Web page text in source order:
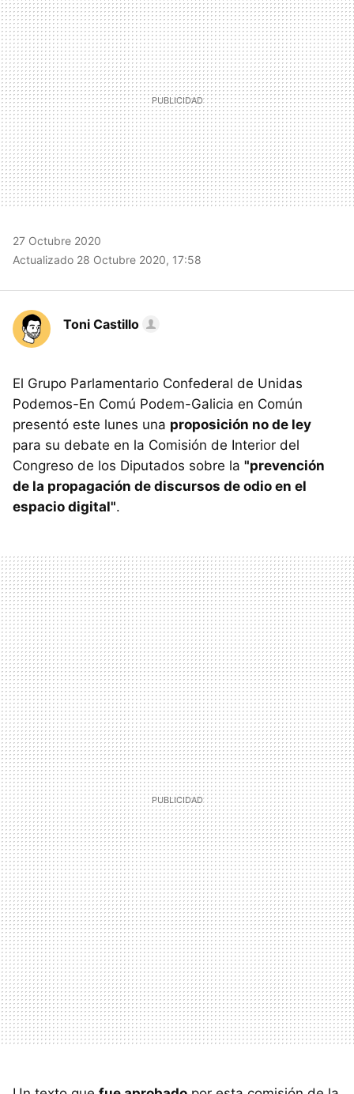
MAIL
27 Octubre 2020
Actualizado 28 Octubre 2020, 17:58
Toni Castillo
El Grupo Parlamentario Confederal de Unidas
Podemos-En Comú Podem-Galicia en Común
presentó este lunes una proposición no de ley
para su debate en la Comisión de Interior del
Congreso de los Diputados sobre la "prevención
de la propagación de discursos de odio en el
espacio digital".